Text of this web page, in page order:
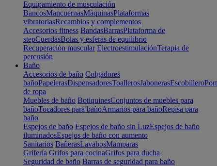
Equipamiento de musculación
BancosMancuernasMáquinasPlataformas
vibratoriasRecambios y complementos
Accesorios fitness BandasBarrasPlataforma de
stepCuerdasBolas y esferas de equilibrio
Recuperación muscular ElectroestimulaciónTerapia de
percusión
Baño
Accesorios de baño Colgadores
bañoPapelerasDispensadoresToallerosJabonerasEscobillero
de ropa
Muebles de baño BotiquinesConjuntos de muebles para
bañoTocadores para bañoArmarios para bañoRepisa para
baño
Espejos de baño Espejos de baño sin LuzEspejos de baño
iluminadosEspejos de baño con aumento
Sanitarios BañerasLavabosMamparas
Grifería Grifos para cocinaGrifos para ducha
Seguridad de baño Barras de seguridad para baño